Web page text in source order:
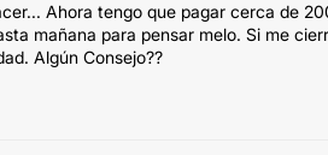
Ahora tengo que pagar cerca de
mañana para pensar melo. Si me
Algún Consejo??